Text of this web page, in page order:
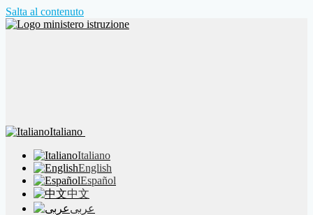
Salta al contenuto
Italiano
Italiano
English
Español
中文
عربى